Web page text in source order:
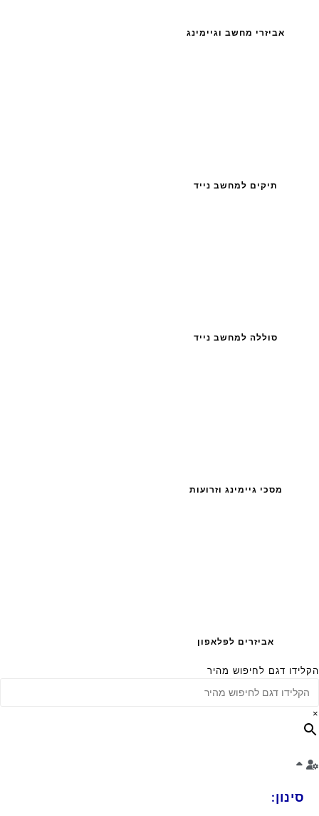
אביזרי מחשב וגיימינג
תיקים למחשב נייד
סוללה למחשב נייד
מסכי גיימינג וזרועות
אביזרים לפלאפון
הקלידו דגם לחיפוש מהיר
×
סינון: